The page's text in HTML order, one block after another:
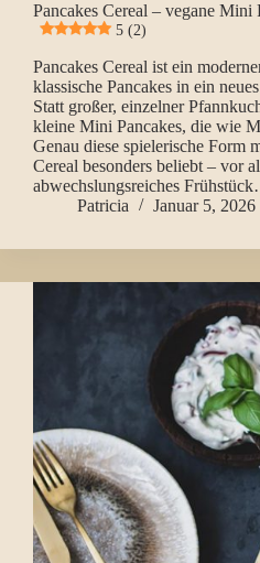
Pancakes Cereal – vegane Mini
5 (2)
Pancakes Cereal ist ein
klassische Pancakes in ein
Statt großer, einzelner
kleine Mini Pancakes, die wie
Genau diese spielerische Form
Cereal besonders beliebt – vor
abwechslungsreiches
Patricia
Januar 5, 2026